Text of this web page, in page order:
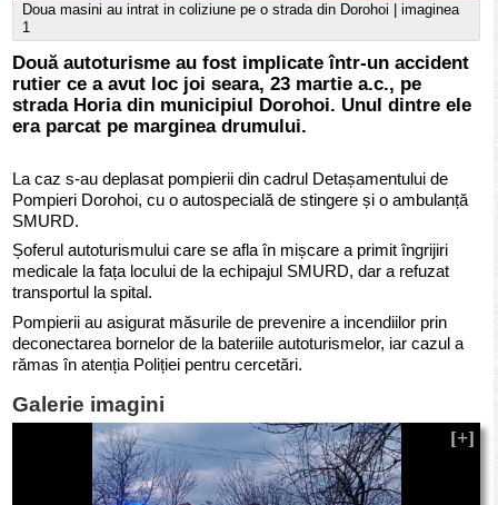
Doua masini au intrat in coliziune pe o strada din Dorohoi | imaginea
1
Două autoturisme au fost implicate într-un accident
rutier ce a avut loc joi seara, 23 martie a.c., pe
strada Horia din municipiul Dorohoi. Unul dintre ele
era parcat pe marginea drumului.
La caz s-au deplasat pompierii din cadrul Detașamentului de
Pompieri Dorohoi, cu o autospecială de stingere și o ambulanță
SMURD.
Șoferul autoturismului care se afla în mișcare a primit îngrijiri
medicale la fața locului de la echipajul SMURD, dar a refuzat
transportul la spital.
Pompierii au asigurat măsurile de prevenire a incendiilor prin
deconectarea bornelor de la bateriile autoturismelor, iar cazul a
rămas în atenția Poliției pentru cercetări.
Galerie imagini